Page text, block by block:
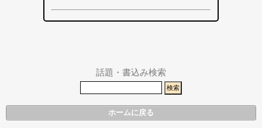
袋井市
掛川市
袋井市・掛川
市
話題・書込み検索
ホームに戻る